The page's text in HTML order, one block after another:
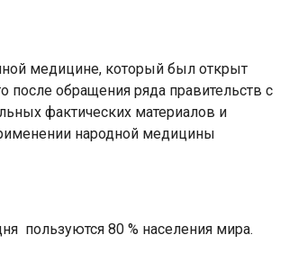
медицине, который был открыт
обращения ряда правительств с
фактических материалов и
народной медицины
пользуются 80 % населения мира.